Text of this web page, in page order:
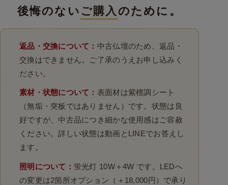
後悔のない ご購入 のために。
返品・交換について： 中古仏壇のため、返品・
交換はできません。ご了承のうえお申し込みく
ださい。
素材・状態について： 表面材は紫檀調シート
（無垢・突板ではありません）です。状態は良
好ですが、中古品につき細かな使用感はご容赦
ください。詳しい状態は動画とLINEでお答えし
ます。
照明について： 蛍光灯 10W＋4W です。LEDへ
の変更は2箇所オプション（＋18,000円）で承り